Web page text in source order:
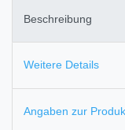
Beschreibung
Weitere Details
Angaben zur